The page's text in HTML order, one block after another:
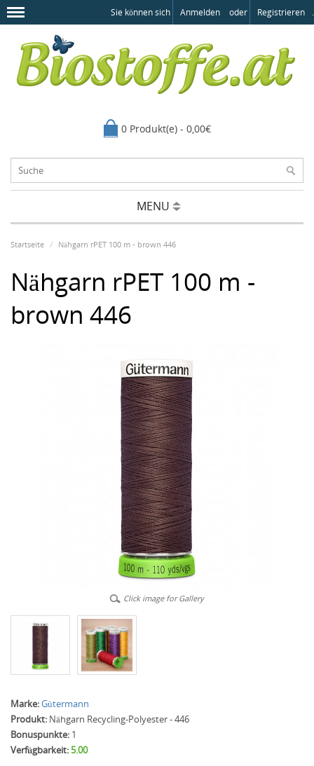
Sie können sich Anmelden oder Registrieren .
0 Produkt(e) - 0,00€
MENU
Startseite Nähgarn rPET 100 m - brown 446
Nähgarn rPET 100 m -
brown 446
Click image for Gallery
Marke:Gütermann
Produkt: Nähgarn Recycling-Polyester - 446
Bonuspunkte: 1
Verfügbarkeit:5.00